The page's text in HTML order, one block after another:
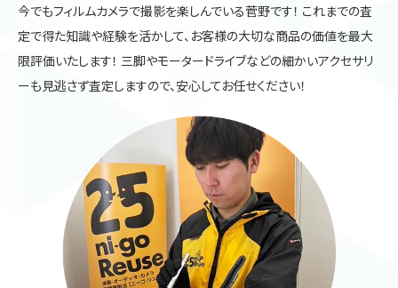
今でもフィルムカメラで撮影を楽しんでいる菅野です！ これまでの査
定で得た知識や経験を活かして、お客様の大切な商品の価値を最大
限評価いたします！ 三脚やモータードライブなどの細かいアクセサリ
ーも見逃さず査定しますので、安心してお任せください！